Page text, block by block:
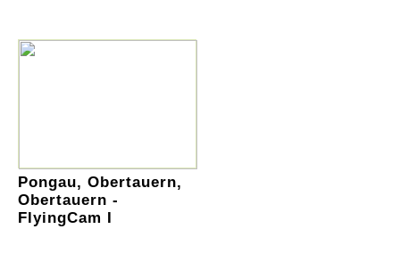
Pongau, Obertauern,
Obertauern -
FlyingCam I